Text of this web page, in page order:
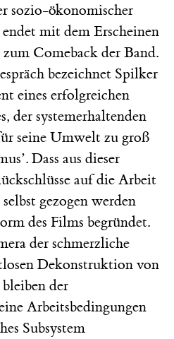
sozio-ökonomischer
mit dem Erscheinen
Comeback der Band.
bezeichnet Spilker
eines erfolgreichen
der systemerhaltenden
seine Umwelt zu groß
Dass aus dieser
auf die Arbeit
gezogen werden
des Films begründet.
der schmerzliche
Dekonstruktion von
der
Arbeitsbedingungen
Subsystem